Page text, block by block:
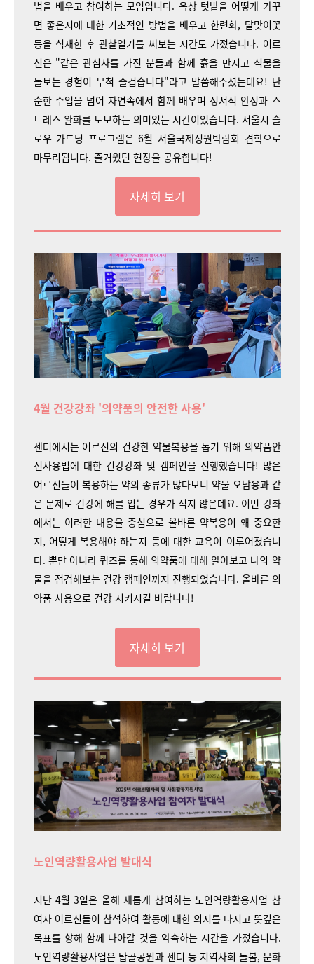
법을 배우고 참여하는 모임입니다. 옥상 텃밭을 어떻게 가꾸
면 좋은지에 대한 기초적인 방법을 배우고 한련화, 달맞이꽃
등을 식재한 후 관찰일기를 써보는 시간도 가졌습니다. 어르
신은 "같은 관심사를 가진 분들과 함께 흙을 만지고 식물을
돌보는 경험이 무척 즐겁습니다"라고 말씀해주셨는데요! 단
순한 수업을 넘어 자연속에서 함께 배우며 정서적 안정과 스
트레스 완화를 도모하는 의미있는 시간이었습니다. 서울시 슬
로우 가드닝 프로그램은 6월 서울국제정원박람회 견학으로
마무리됩니다. 즐거웠던 현장을 공유합니다!
자세히 보기
4월 건강강좌 '의약품의 안전한 사용'
센터에서는 어르신의 건강한 약물복용을 돕기 위해 의약품안
전사용법에 대한 건강강좌 및 캠페인을 진행했습니다! 많은
어르신들이 복용하는 약의 종류가 많다보니 약물 오남용과 같
은 문제로 건강에 해를 입는 경우가 적지 않은데요. 이번 강좌
에서는 이러한 내용을 중심으로 올바른 약복용이 왜 중요한
지, 어떻게 복용해야 하는지 등에 대한 교육이 이루어졌습니
다. 뿐만 아니라 퀴즈를 통해 의약품에 대해 알아보고 나의 약
물을 점검해보는 건강 캠페인까지 진행되었습니다. 올바른 의
약품 사용으로 건강 지키시길 바랍니다!
자세히 보기
노인역량활용사업 발대식
지난 4월 3일은 올해 새롭게 참여하는 노인역량활용사업 참
여자 어르신들이 참석하여 활동에 대한 의지를 다지고 뜻깊은
목표를 향해 함께 나아갈 것을 약속하는 시간을 가졌습니다.
노인역량활용사업은 탑골공원과 센터 등 지역사회 돌봄, 문화